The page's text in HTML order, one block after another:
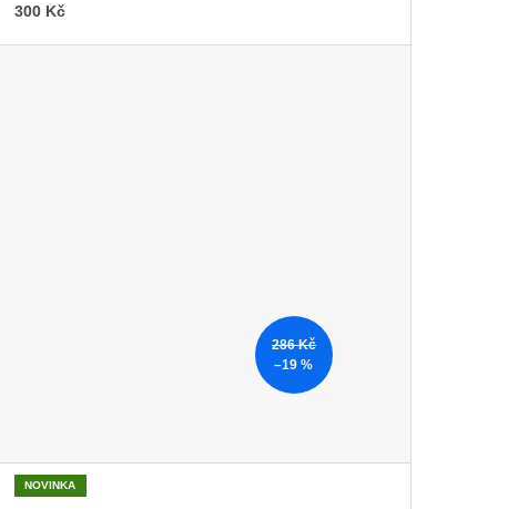
300 Kč
286 Kč
–19 %
NOVINKA